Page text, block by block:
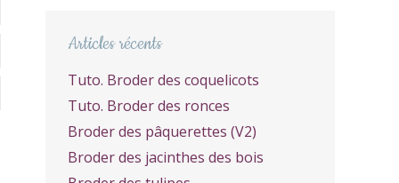
Articles récents
Tuto. Broder des coquelicots
Tuto. Broder des ronces
Broder des pâquerettes (V2)
Broder des jacinthes des bois